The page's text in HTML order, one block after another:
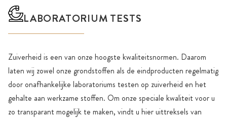
LABORATORIUM TESTS
Zuiverheid is een van onze hoogste kwaliteitsnormen. Daarom
laten wij zowel onze grondstoffen als de eindproducten regelmatig
door onafhankelijke laboratoriums testen op zuiverheid en het
gehalte aan werkzame stoffen. Om onze speciale kwaliteit voor u
zo transparant mogelijk te maken, vindt u hier uittreksels van